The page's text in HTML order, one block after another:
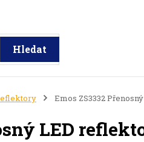
Hledat
Emos ZS3332
LED